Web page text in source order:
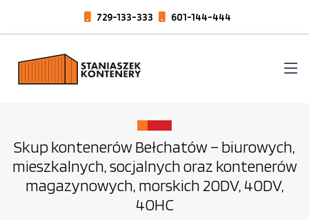
729-133-333 601-144-444
Skup kontenerów Bełchatów – biurowych,
mieszkalnych, socjalnych oraz kontenerów
magazynowych, morskich 20DV, 40DV,
40HC